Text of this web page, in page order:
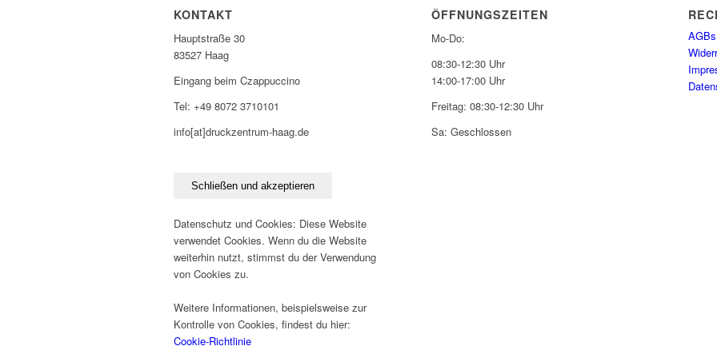
KONTAKT
Hauptstraße 30
83527 Haag
Eingang beim Czappuccino
Tel: +49 8072 3710101
info[at]druckzentrum-haag.de
Datenschutz und Cookies: Diese Website
verwendet Cookies. Wenn du die Website
weiterhin nutzt, stimmst du der Verwendung
von Cookies zu.
Weitere Informationen, beispielsweise zur
Kontrolle von Cookies, findest du hier:
Cookie-Richtlinie
ÖFFNUNGSZEITEN
Mo-Do:
08:30-12:30 Uhr
14:00-17:00 Uhr
Freitag: 08:30-12:30 Uhr
Sa: Geschlossen
AGBs